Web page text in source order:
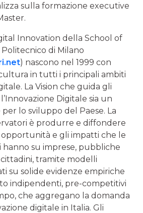
sulla formazione executive
Innovation della School of
di Milano
) nascono nel 1999 con
in tutti i principali ambiti
La Vision che guida gli
Digitale sia un
lo sviluppo del Paese. La
è produrre e diffondere
e gli impatti che le
su imprese, pubbliche
tramite modelli
su solide evidenze empiriche
indipendenti, pre-competitivi
che aggregano la domanda
digitale in Italia. Gli